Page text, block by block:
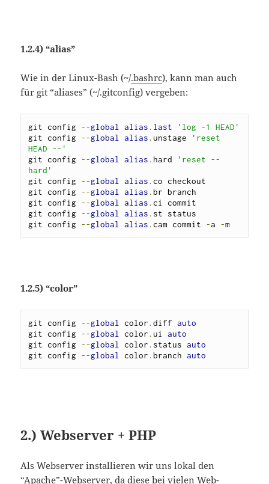
1.2.4) “alias”
Wie in der Linux-Bash (~/.bashrc), kann man auch
für git “aliases” (~/.gitconfig) vergeben:
git config --global alias . last
'log -1 HEAD'
git config --global alias . unstage
'reset
HEAD --'
git config --global alias . hard
'reset --
hard'
git config --global alias .co checkout
git config --global alias .br branch
git config --global alias .ci commit
git config --global alias . st status
git config --global alias .cam commit -a -m
1.2.5) “color”
git config --global color .diff auto
git config --global color . ui auto
git config --global color . status auto
git config --global color .branch auto
2.) Webserver + PHP
Als Webserver installieren wir uns lokal den
“Apache”-Webserver, da diese bei vielen Web-